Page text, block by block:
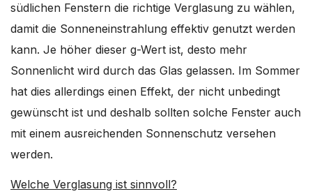
südlichen Fenstern die richtige Verglasung zu wählen,
damit die Sonneneinstrahlung effektiv genutzt werden
kann. Je höher dieser g-Wert ist, desto mehr
Sonnenlicht wird durch das Glas gelassen. Im Sommer
hat dies allerdings einen Effekt, der nicht unbedingt
gewünscht ist und deshalb sollten solche Fenster auch
mit einem ausreichenden Sonnenschutz versehen
werden.
Welche Verglasung ist sinnvoll?